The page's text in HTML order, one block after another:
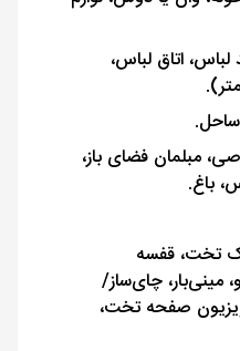
اتاق لباس،
مبلمان فضای باز،
باغ.
تخت، قفسه
چای‌ساز/
صفحه تخت،